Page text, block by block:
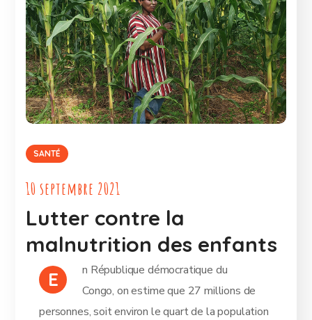
SANTÉ
10 septembre 2021
Lutter contre la
malnutrition des enfants
E
n République démocratique du
Congo, on estime que 27 millions de
personnes, soit environ le quart de la population